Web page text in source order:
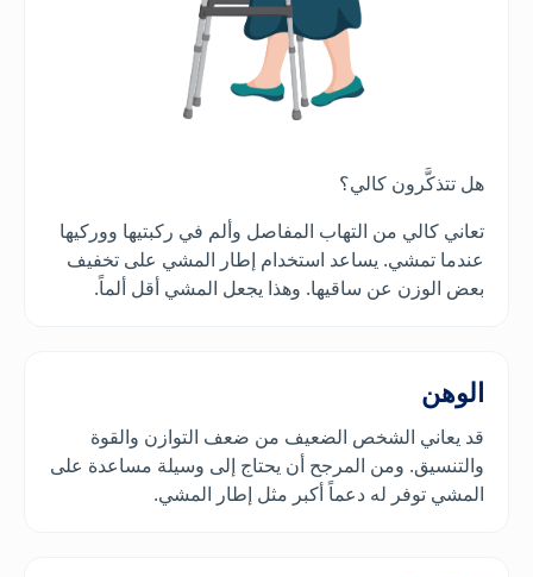
هل تتذكَّرون كالي؟
تعاني كالي من التهاب المفاصل وألم في ركبتيها ووركيها
عندما تمشي. يساعد استخدام إطار المشي على تخفيف
بعض الوزن عن ساقيها. وهذا يجعل المشي أقل ألماً.
الوهن
قد يعاني الشخص الضعيف من ضعف التوازن والقوة
والتنسيق. ومن المرجح أن يحتاج إلى وسيلة مساعدة على
المشي توفر له دعماً أكبر مثل إطار المشي.